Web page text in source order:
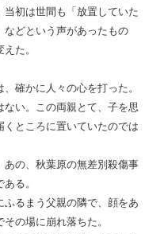
当初は世間も「放置していた
などという声があったもの
た。
確かに人々の心を打った。
い。この両親とて、子を思
くところに置いていたのでは
あの、秋葉原の無差別殺傷事
る。
るまう父親の隣で、顔をあ
の場に崩れ落ちた。